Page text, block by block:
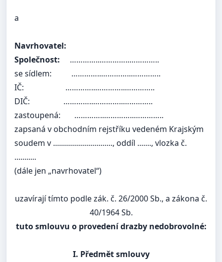
a
Navrhovatel:
Společnost:
…………..…………..…………..
se sídlem: …………..…………..…………..
IČ: …………..…………..…………..
DIČ: …………..…………..…………..
zastoupená: …………..…………..…………..
zapsaná v obchodním rejstříku vedeném Krajským
soudem v .............................., oddíl ......., vlozka č.
...........
(dále jen „navrhovatel“)
uzavírají tímto podle zák. č. 26/2000 Sb., a zákona č.
40/1964 Sb.
tuto smlouvu o provedení drazby nedobrovolné:
I. Předmět smlouvy